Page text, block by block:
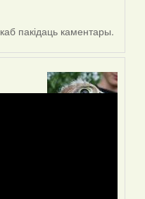
каб пакідаць каментары.